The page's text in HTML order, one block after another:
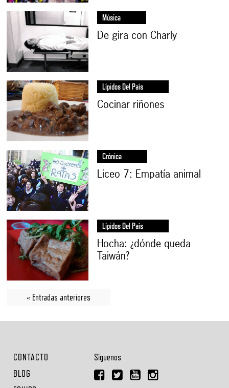
Música
De gira con Charly
Lípidos Del País
Cocinar riñones
Crónica
Liceo 7: Empatía animal
Lípidos Del País
Hocha: ¿dónde queda
Taiwán?
« Entradas anteriores
CONTACTO
BLOG
Síguenos